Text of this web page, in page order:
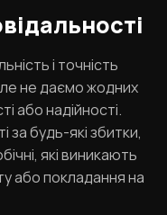
і точність
не даємо жодних
або надійності.
за будь-які збитки,
які виникають
або покладання на